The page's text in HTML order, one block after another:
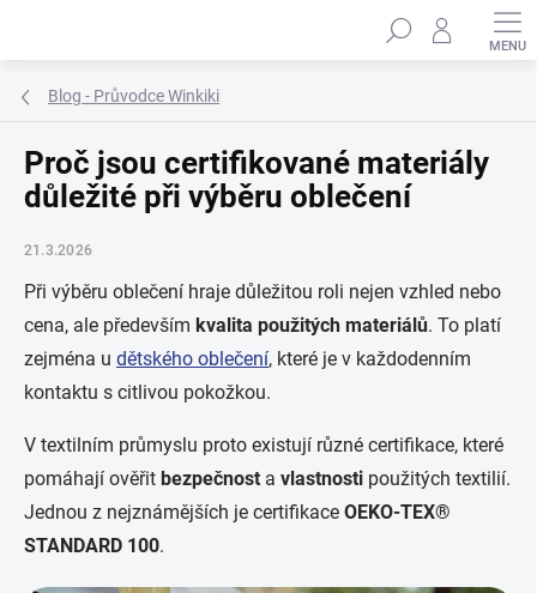
Hledat
Blog - Průvodce Winkiki
Proč jsou certifikované materiály
důležité při výběru oblečení
21.3.2026
Při výběru oblečení hraje důležitou roli nejen vzhled nebo
cena, ale především kvalita použitých materiálů. To platí
zejména u dětského oblečení, které je v každodenním
kontaktu s citlivou pokožkou.
V textilním průmyslu proto existují různé certifikace, které
pomáhají ověřit bezpečnost a vlastnosti použitých textilií.
Jednou z nejznámějších je certifikace OEKO-TEX®
STANDARD 100.